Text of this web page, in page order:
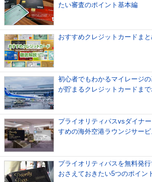
たい審査のポイント基本編
おすすめクレジットカードまと
初心者でもわかるマイレージ
が貯まるクレジットカードま
プライオリティパスvsダイナ
すめの海外空港ラウンジサー
プライオリティパスを無料発
おさえておきたい5つのポイン